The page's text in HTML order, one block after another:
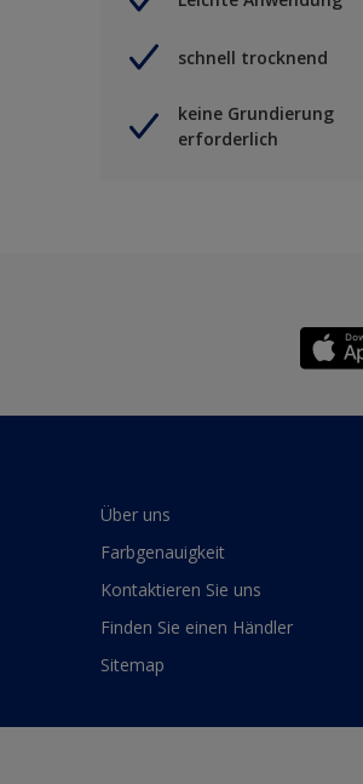
schnell trocknend
keine Grundierung
erforderlich
Über uns
Farbgenauigkeit
Kontaktieren Sie uns
Finden Sie einen Händler
Sitemap